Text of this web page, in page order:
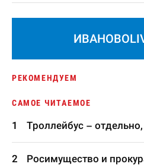
РЕКОМЕНДУЕМ
САМОЕ ЧИТАЕМОЕ
Троллейбус –
Росимущество и